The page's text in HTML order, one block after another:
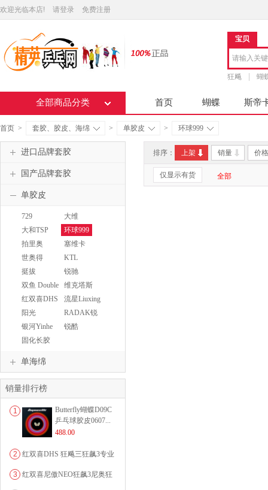
欢迎光临本店! 请登录 免费注册
宝贝
狂飚 蝴
全部商品分类 首页 蝴蝶 斯帝
首页 > 套胶、胶皮、海绵 > 单胶皮 > 环球999
排序： 上架 销量 价格
仅显示有货 全部
进口品牌套胶
国产品牌套胶
单胶皮
729
大维
DAWEI
大和TSP
环球999
拍里奥
PALIO
塞维卡
SAVIGA
世奥得
SWORD
KTL
挺拔
TIBHAR
锐驰
双鱼 Double
Fish
维克塔斯
VICTAS
红双喜DHS
流星Liuxing
阳光
SUNFLEX
RADAK锐
酷
银河Yinhe
锐酷
固化长胶
单海绵
销量排行榜
1
Butterfly蝴蝶D09C
乒乓球胶皮0607...
488.00
2
红双喜DHS 狂飚三狂飙3专业
3
红双喜尼傲NEO狂飙3尼奥狂